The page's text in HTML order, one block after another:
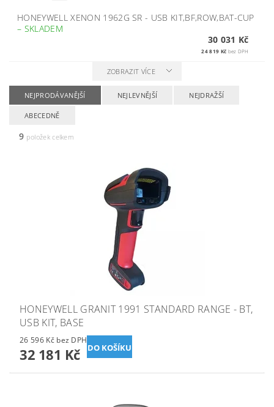
HONEYWELL XENON 1962G SR - USB KIT,BF,ROW,BAT-CUP
– SKLADEM
30 031 Kč
24 819 Kč bez DPH
ZOBRAZIT VÍCE
NEJPRODÁVANĚJŠÍ NEJLEVNĚJŠÍ NEJDRAŽŠÍ
ABECEDNĚ
9 položek celkem
HONEYWELL GRANIT 1991 STANDARD RANGE - BT,
USB KIT, BASE
26 596 Kč bez DPH
32 181 Kč